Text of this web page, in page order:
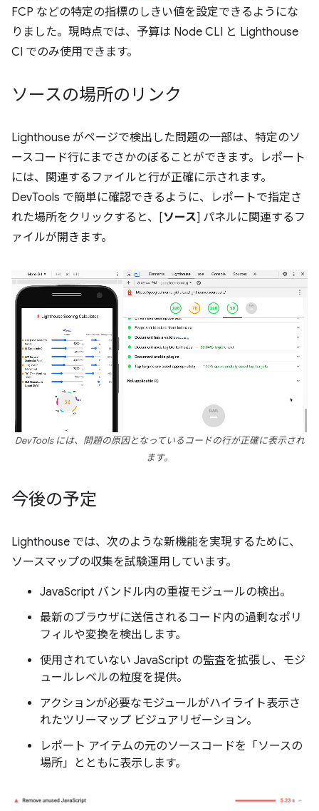
FCP などの特定の指標のしきい値を設定できるようにな
りました。現時点では、予算は Node CLI と Lighthouse
CI でのみ使用できます。
ソースの場所のリンク
Lighthouse がページで検出した問題の一部は、特定のソ
ースコード行にまでさかのぼることができます。レポート
には、関連するファイルと行が正確に示されます。
DevTools で簡単に確認できるように、レポートで指定さ
れた場所をクリックすると、[ソース] パネルに関連するフ
ァイルが開きます。
DevTools には、問題の原因となっているコードの行が正確に表示され
ます。
今後の予定
Lighthouse では、次のような新機能を実現するために、
ソースマップの収集を試験運用しています。
JavaScript バンドル内の重複モジュールの検出。
最新のブラウザに送信されるコード内の過剰なポリ
フィルや変換を検出します。
使用されていない JavaScript の監査を拡張し、モジ
ュールレベルの粒度を提供。
アクションが必要なモジュールがハイライト表示さ
れたツリーマップ ビジュアリゼーション。
レポート アイテムの元のソースコードを「ソースの
場所」とともに表示します。